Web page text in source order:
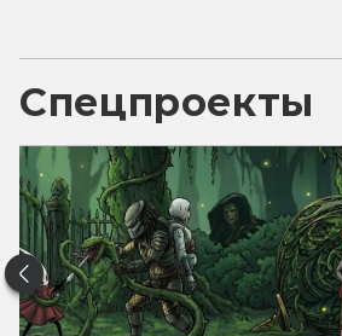
Спецпроекты